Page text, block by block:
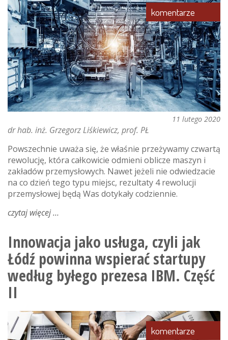
przed
szkodą
komentarze
11 lutego 2020
dr hab. inż. Grzegorz Liśkiewicz, prof. PŁ
Powszechnie uważa się, że właśnie przeżywamy czwartą
rewolucję, która całkowicie odmieni oblicze maszyn i
zakładów przemysłowych. Nawet jeżeli nie odwiedzacie
na co dzień tego typu miejsc, rezultaty 4 rewolucji
przemysłowej będą Was dotykały codziennie.
czytaj więcejo
co
chodzi
z
przemysłem
4.0?
Innowacja jako usługa, czyli jak
Łódź powinna wspierać startupy
według byłego prezesa IBM. Część
II
komentarze